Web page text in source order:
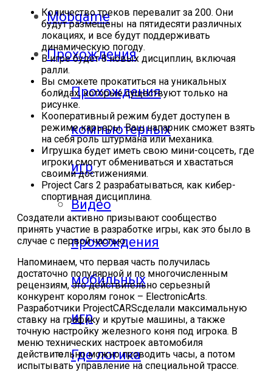
Mobgame
Прохождения
Прохождения
компьютерных
игр
Видео
прохождения
мобильных
игр
Где логика
Количество треков перевалит за 200. Они
будут размещены на пятидесяти различных
локациях, и все будут поддерживать
динамическую погоду.
В игре будет 8 новых дисциплин, включая
ралли.
Вы сможете прокатиться на уникальных
болидах, которые существуют только на
рисунке.
Кооперативный режим будет доступен в
режиме карьеры. Ваш напарник сможет взять
на себя роль штурмана или механика.
Игрушка будет иметь свою мини-соцсеть, где
игроки смогут обмениваться и хвастаться
своими достижениями.
Project Cars 2 разрабатываться, как кибер-
спортивная дисциплина.
Создатели активно призывают сообщество
принять участие в разработке игры, как это было в
случае с первой частью.
Напоминаем, что первая часть получилась
достаточно популярной и по многочисленным
рецензиям, это действительно серьезный
конкурент королям гонок – ElectronicArts.
Разработчики ProjectCARSсделали максимальную
ставку на графику и крутые машины, а также
точную настройку железного коня под игрока. В
меню технических настроек автомобиля
действительно можно проводить часы, а потом
испытывать управление на специальной трассе.